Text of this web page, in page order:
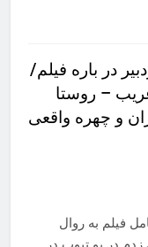
در باره فیلم/
– روستا
و چهره واقعی
فیلم به روال